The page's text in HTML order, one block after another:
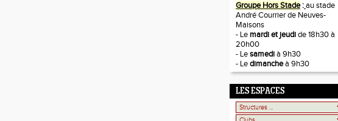
Groupe Hors Stade:au stade
André Courrier de Neuves-
Maisons
- Le mardi et jeudide 18h30 à
20h00
- Lesamedià 9h30
- Ledimancheà 9h30
LES ESPACES